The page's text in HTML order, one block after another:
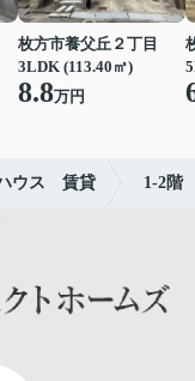
枚方市養父丘２丁目
3LDK (113.40㎡)
8.8万円
ウス 賃貸 1-2階